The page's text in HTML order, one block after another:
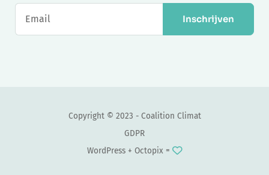
Inschrijven
Copyright © 2023 - Coalition Climat
GDPR
WordPress + Octopix =